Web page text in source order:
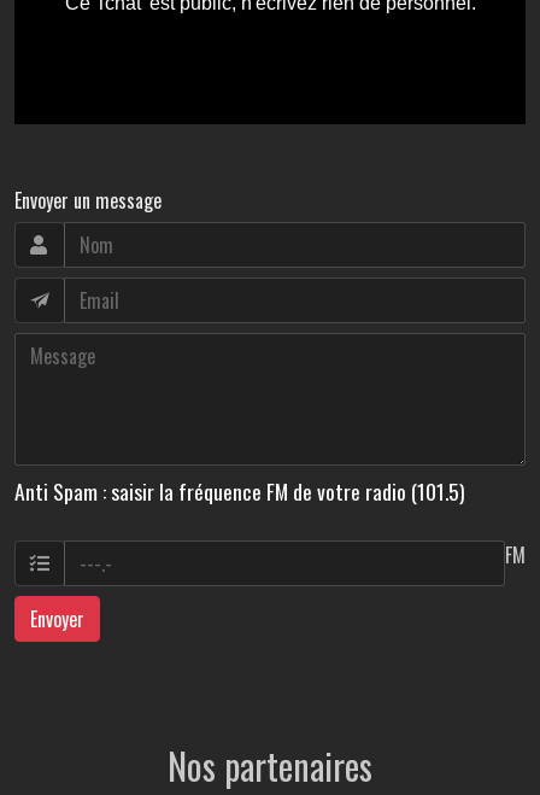
Envoyer un message
Anti Spam : saisir la fréquence FM de votre radio (101.5)
FM
Envoyer
Nos partenaires